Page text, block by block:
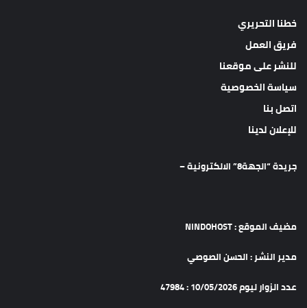
خطنا التحريري
فريق العمل
للنشر على موقعنا
سياسة الخصوصية
اتصل بنا
للإعلان لدينا
جريدة “الجهة8” الالكترونية –
مضيف الموقع : NINDOHOST
مدير النشر : الحسن الصوصي
عدد الزوار ليوم 10/05/2026 : 47984